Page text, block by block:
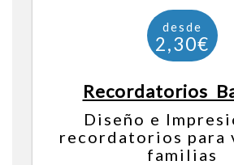
Recordatorios
Diseño e
recordatorios para
familias